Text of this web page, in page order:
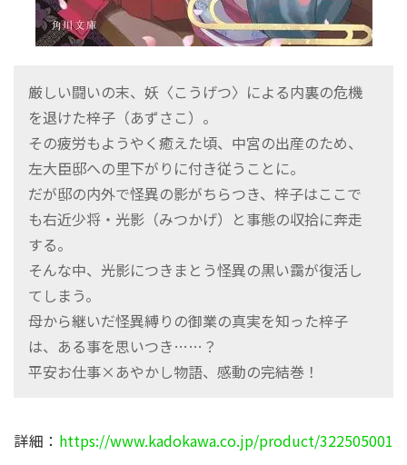
厳しい闘いの末、妖〈こうげつ〉による内裏の危機
を退けた梓子（あずさこ）。
その疲労もようやく癒えた頃、中宮の出産のため、
左大臣邸への里下がりに付き従うことに。
だが邸の内外で怪異の影がちらつき、梓子はここで
も右近少将・光影（みつかげ）と事態の収拾に奔走
する。
そんな中、光影につきまとう怪異の黒い靄が復活し
てしまう。
母から継いだ怪異縛りの御業の真実を知った梓子
は、ある事を思いつき……？
平安お仕事×あやかし物語、感動の完結巻！
詳細： https://www.kadokawa.co.jp/product/322505001